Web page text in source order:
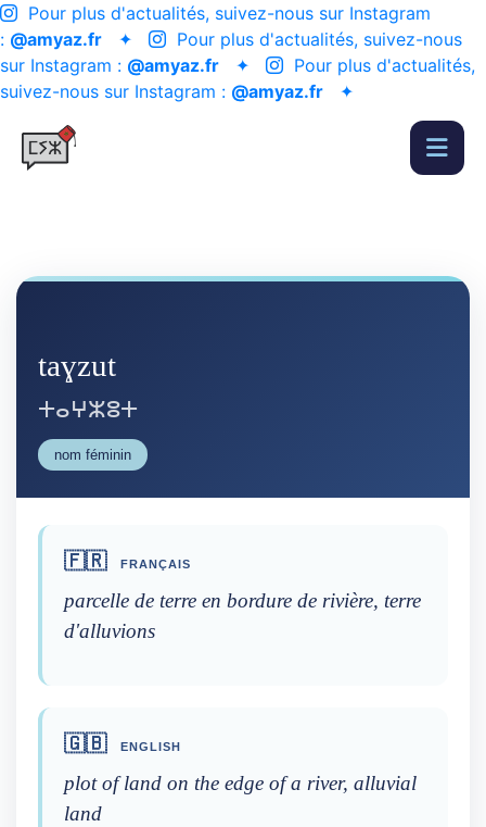
Pour plus d'actualités, suivez-nous sur Instagram
: @amyaz.fr ✦
Pour plus d'actualités, suivez-nous
sur Instagram : @amyaz.fr ✦
Pour plus d'actualités,
suivez-nous sur Instagram : @amyaz.fr ✦
taɣzut
ⵜⴰⵖⵣⵓⵜ
nom féminin
🇫🇷 FRANÇAIS
parcelle de terre en bordure de rivière, terre
d'alluvions
🇬🇧 ENGLISH
plot of land on the edge of a river, alluvial
land